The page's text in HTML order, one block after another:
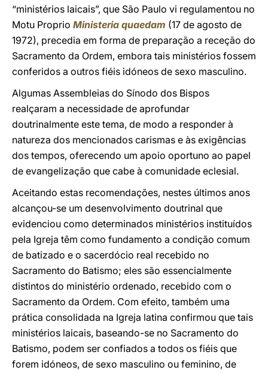
“ministérios laicais”, que São Paulo vi regulamentou no
Motu Proprio Ministeria quaedam (17 de agosto de
1972), precedia em forma de preparação a receção do
Sacramento da Ordem, embora tais ministérios fossem
conferidos a outros fiéis idóneos de sexo masculino.
Algumas Assembleias do Sínodo dos Bispos
realçaram a necessidade de aprofundar
doutrinalmente este tema, de modo a responder à
natureza dos mencionados carismas e às exigências
dos tempos, oferecendo um apoio oportuno ao papel
de evangelização que cabe à comunidade eclesial.
Aceitando estas recomendações, nestes últimos anos
alcançou-se um desenvolvimento doutrinal que
evidenciou como determinados ministérios instituídos
pela Igreja têm como fundamento a condição comum
de batizado e o sacerdócio real recebido no
Sacramento do Batismo; eles são essencialmente
distintos do ministério ordenado, recebido com o
Sacramento da Ordem. Com efeito, também uma
prática consolidada na Igreja latina confirmou que tais
ministérios laicais, baseando-se no Sacramento do
Batismo, podem ser confiados a todos os fiéis que
forem idóneos, de sexo masculino ou feminino, de